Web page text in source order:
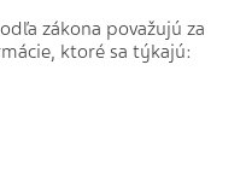
zákona považujú za
ktoré sa týkajú: